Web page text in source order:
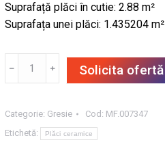
Suprafață plăci în cutie: 2.88 m²
Suprafața unei plăci: 1.435204 m²
Cantitate
E
TERRA
﹣ ﹢ Solicita ofertă
Categorie: Gresie Cod: MF.007347
Etichetă:
Plăci ceramice